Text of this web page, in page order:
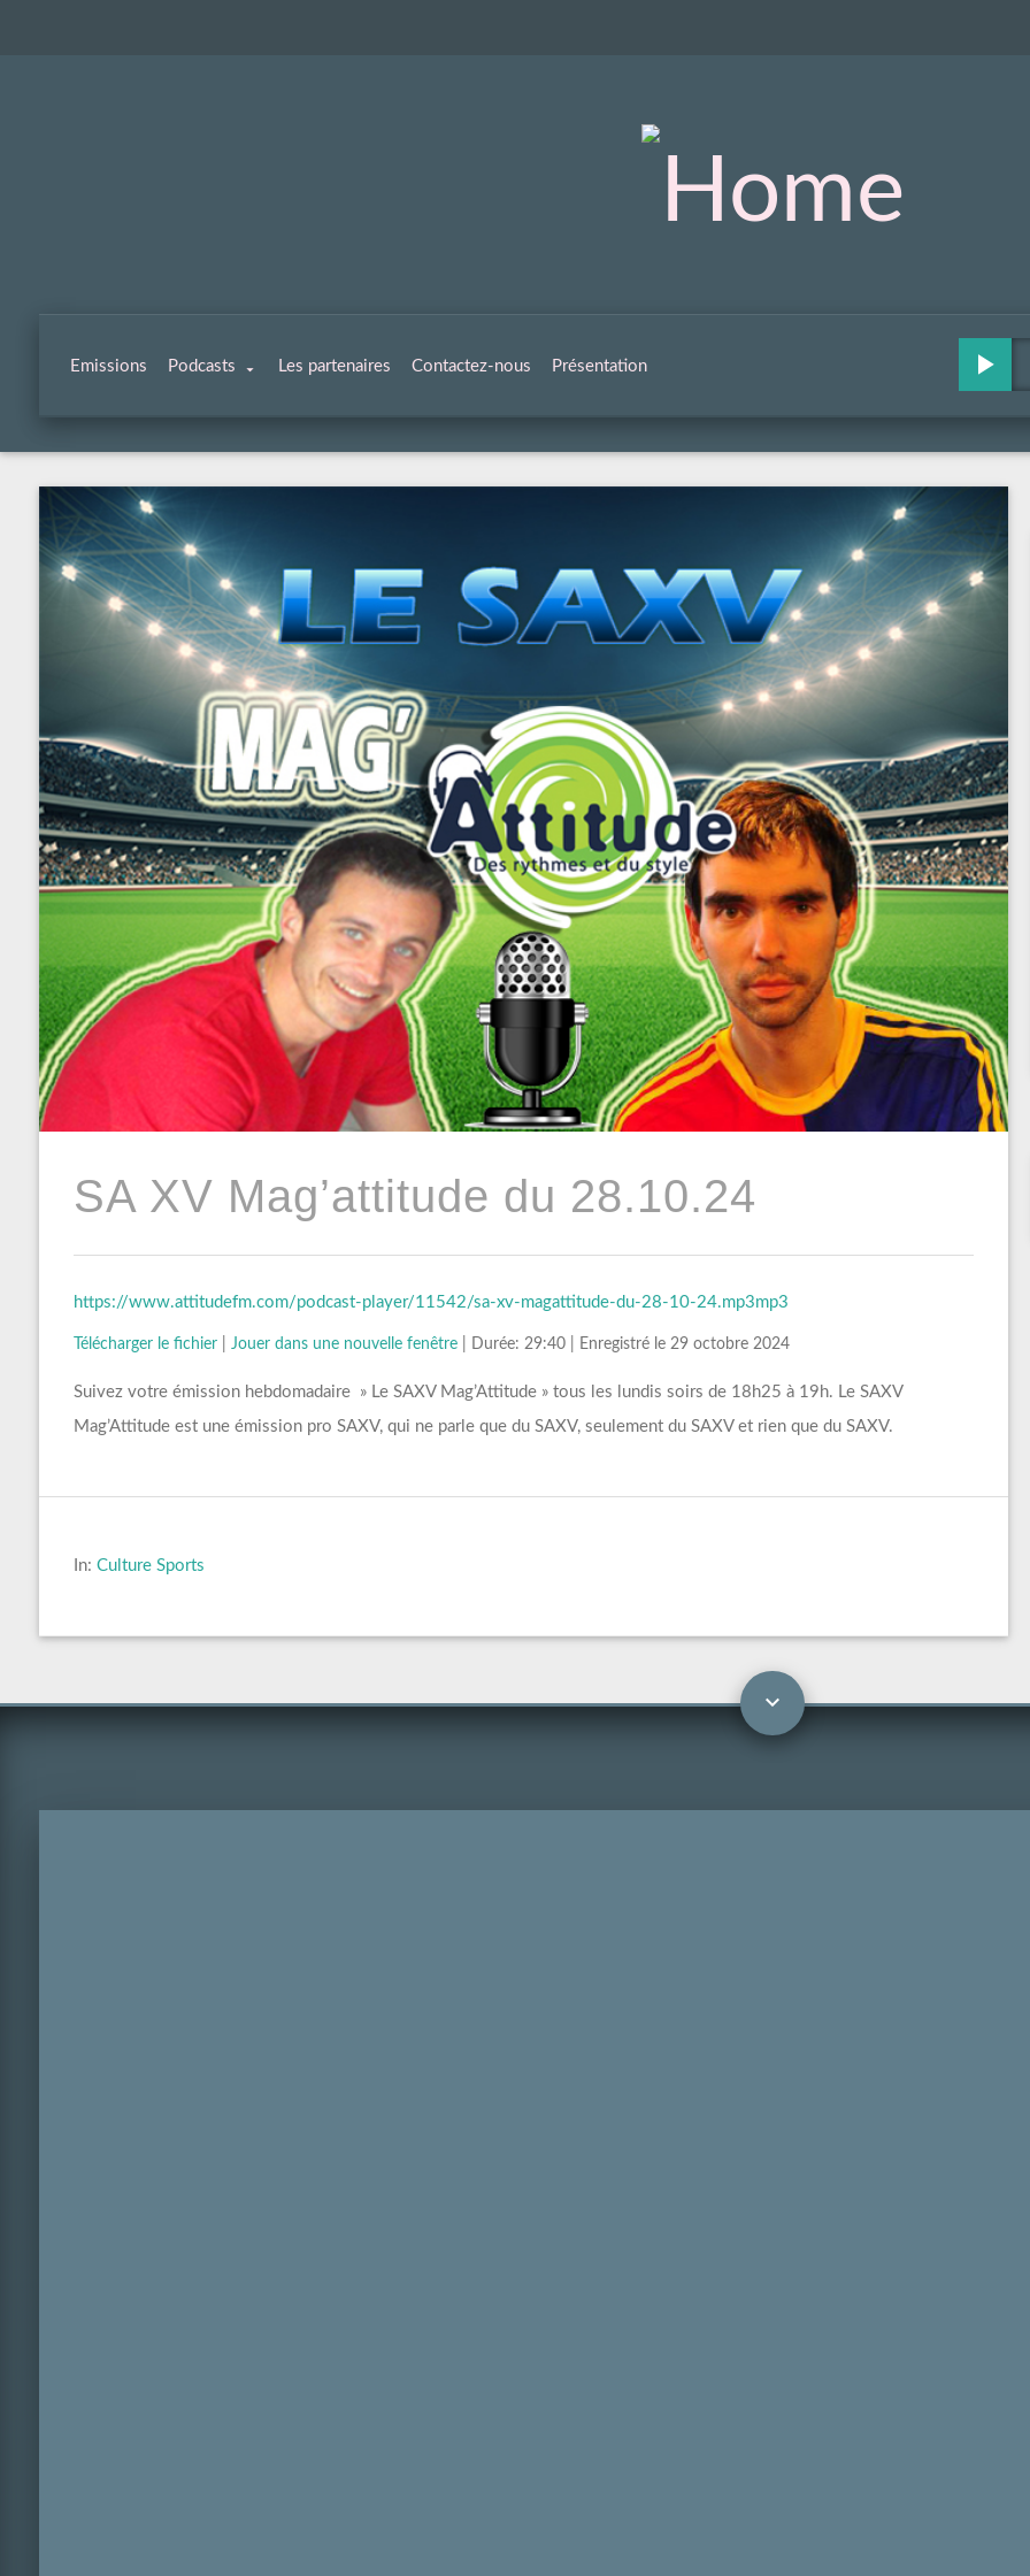
Emissions Podcasts Les partenaires Contactez-nous Présentation
SA XV Mag’attitude du 28.10.24
https://www.attitudefm.com/podcast-player/11542/sa-xv-magattitude-du-28-10-24.mp3mp3
Télécharger le fichier| Jouer dans une nouvelle fenêtre| Durée: 29:40| Enregistré le 29 octobre 2024
Suivez votre émission hebdomadaire » Le SAXV Mag’Attitude » tous les lundis soirs de 18h25 à 19h. Le SAXV
Mag’Attitude est une émission pro SAXV, qui ne parle que du SAXV, seulement du SAXV et rien que du SAXV.
In: Culture Sports